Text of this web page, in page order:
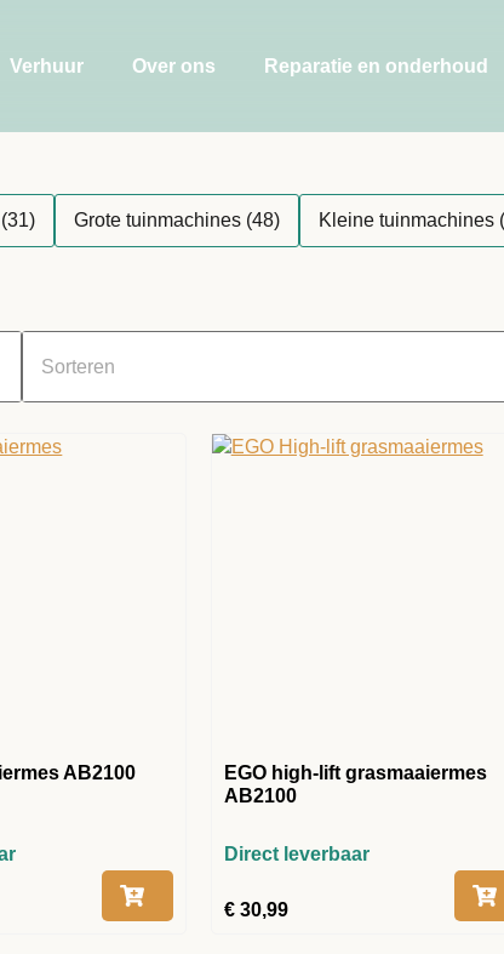
Verhuur Over ons Reparatie en onderhoud
(31) Grote tuinmachines (48) Kleine tuinmachines
AB2100
EGO high-lift grasmaaiermes
AB2100
Direct leverbaar
€30,99